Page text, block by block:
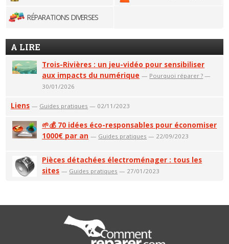
RÉPARATIONS DIVERSES
A LIRE
Trois-Rivières : un jeu-vidéo pour sensibiliser
aux impacts du numérique — Pourquoi réparer ? —
30/01/2026
Liens — Guides pratiques — 02/11/2023
🌱💰 70 idées éco-responsables pour économiser
1000€ par an — Guides pratiques — 22/09/2023
Pièces détachées électroménager : tous les
sites — Guides pratiques — 27/01/2023